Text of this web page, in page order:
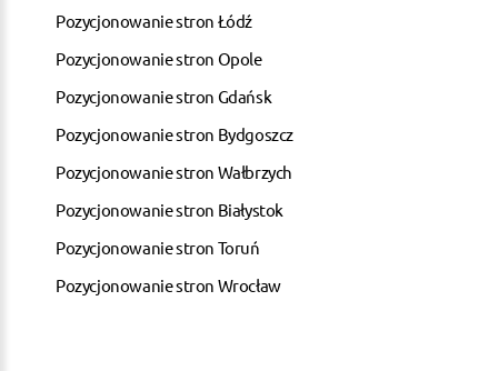
Pozycjonowanie stron Łódź
Pozycjonowanie stron Opole
Pozycjonowanie stron Gdańsk
Pozycjonowanie stron Bydgoszcz
Pozycjonowanie stron Wałbrzych
Pozycjonowanie stron Białystok
Pozycjonowanie stron Toruń
Pozycjonowanie stron Wrocław